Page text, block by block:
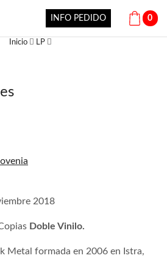
INFO PEDIDO 0
Inicio LP
2018
Doble Vinilo.
Metal formada en 2006 en Istra,